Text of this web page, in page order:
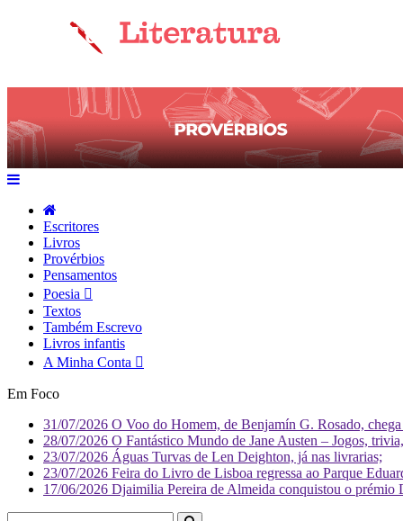
Escritores
Livros
Provérbios
Pensamentos
Poesia
Textos
Também Escrevo
Livros infantis
A Minha Conta
Em Foco
31/07/2026 O Voo do Homem, de Benjamín G. Rosado,
28/07/2026 O Fantástico Mundo de Jane Austen – Jogos,
23/07/2026 Águas Turvas de Len Deighton, já nas livrarias;
23/07/2026 Feira do Livro de Lisboa regressa ao Parque
17/06/2026 Djaimilia Pereira de Almeida conquistou o